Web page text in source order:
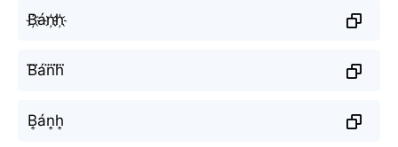
B҉án҉h҉
B⃜án⃜h⃜
B͎án͎h͎